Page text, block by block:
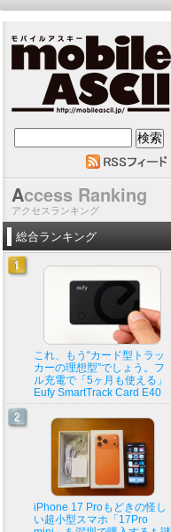
mobile ASCII
Access Ranking
アクセスランキング
総合ランキング
これ、もう“カード型トラッ
カーの理想型”でしょう。フ
ル充電で「5ヶ月も使える」
Eufy SmartTrack Card E40
iPhone 17 Proもどきの怪し
い超小型スマホ「17Pro